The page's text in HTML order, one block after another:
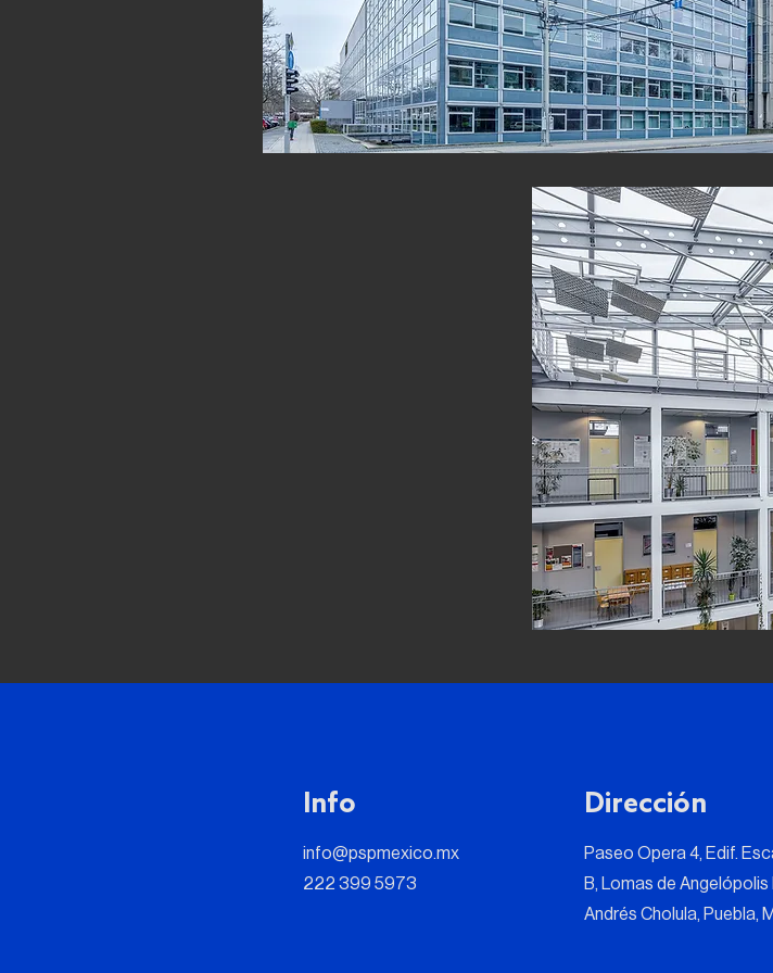
Info
info@pspmexico.mx
222 399 5973
Dirección
Paseo Opera 4, Edif.
B, Lomas de
Andrés Cholula, Puebla,